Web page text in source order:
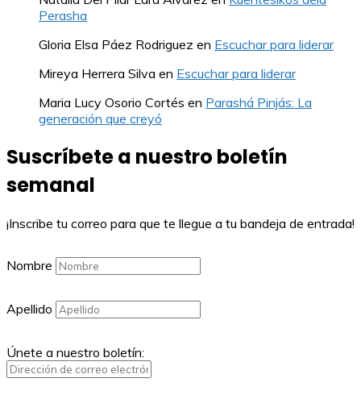
Perasha
Gloria Elsa Páez Rodriguez en Escuchar para liderar
Mireya Herrera Silva en Escuchar para liderar
Maria Lucy Osorio Cortés en Parashá Pinjás: La
generación que creyó
Suscríbete a nuestro boletín
semanal
¡Inscribe tu correo para que te llegue a tu bandeja de entrada!
Nombre
Apellido
Únete a nuestro boletín: